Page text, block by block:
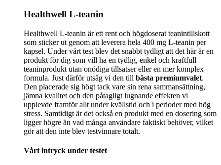
Healthwell L-teanin
Healthwell L-teanin är ett rent och högdoserat teanintillskott
som sticker ut genom att leverera hela 400 mg L-teanin per
kapsel. Under vårt test blev det snabbt tydligt att det här är en
produkt för dig som vill ha en tydlig, enkel och kraftfull
teaninprodukt utan onödiga tillsatser eller en mer komplex
formula. Just därför utsåg vi den till bästa premiumvalet.
Den placerade sig högt tack vare sin rena sammansättning,
jämna kvalitet och den påtagligt lugnande effekten vi
upplevde framför allt under kvällstid och i perioder med hög
stress. Samtidigt är det också en produkt med en dosering som
ligger högre än vad många användare faktiskt behöver, vilket
gör att den inte blev testvinnare totalt.
Vårt intryck under testet